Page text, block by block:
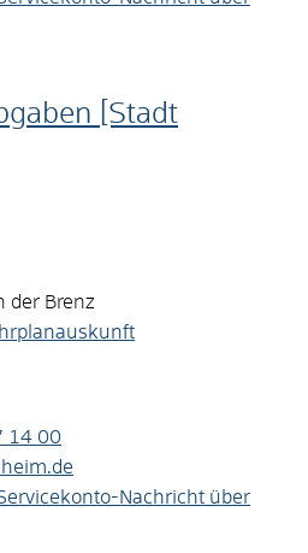
[Stadt
der Brenz
14 00
Nachricht über